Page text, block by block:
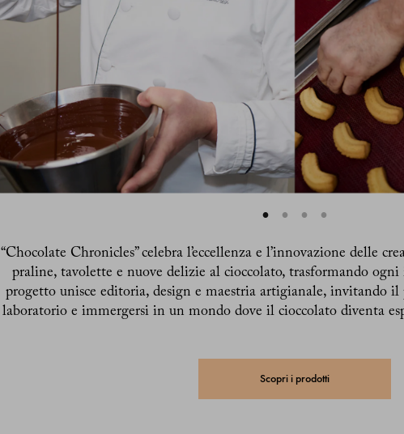
“Chocolate Chronicles” celebra l’eccellenza e l’innovazione delle
praline, tavolette e nuove delizie al cioccolato, trasformando
progetto unisce editoria, design e maestria artigianale, invitando il
laboratorio e immergersi in un mondo dove il cioccolato diventa
Scopri i prodotti